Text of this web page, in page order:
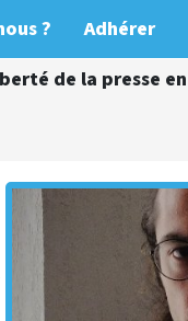
de la presse en
? Adhérer